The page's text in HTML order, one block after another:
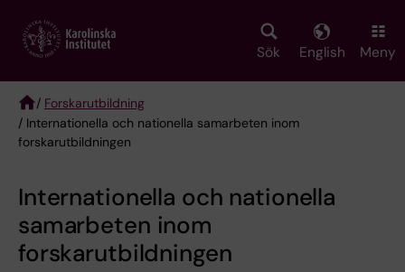
main
Sök English Meny
Breadcrumb
/ Forskarutbildning
/ Internationella och nationella samarbeten inom
forskarutbildningen
Internationella och nationella
samarbeten inom
forskarutbildningen